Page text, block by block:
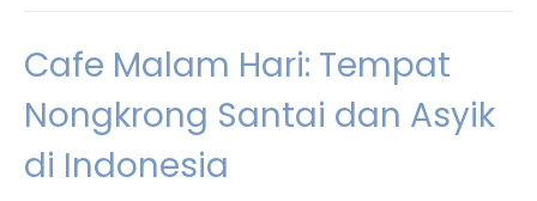
Cafe Malam Hari: Tempat
Nongkrong Santai dan Asyik
di Indonesia